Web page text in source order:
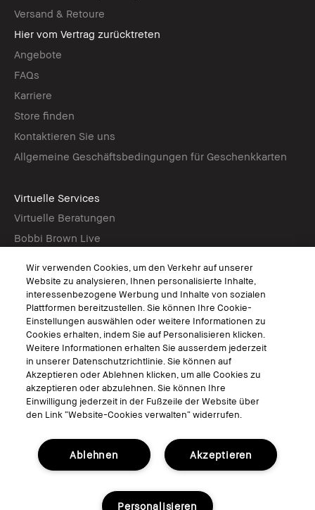
Versand & Retoure
Hier vom Vertrag zurücktreten
Angebote
FAQs
Karriere
Store finden
Kontaktieren Sie uns
Allgemeine Geschäftsbedingungen für Geschenkkarten
Virtuelle Services
Virtuelle Beratungen
Bobbi Brown Live
Folgen
© Bobbi Brown Professional Cosmetics, Inc. Alle Rechte vorbehalten.
Allgemeine Geschäftsbedingungen
Nutzungsbedingungen
Datenschutzerklärung
Cookies der Webseite verwalten
Wir verwenden Cookies, um den Verkehr auf unserer
Website zu analysieren, Ihnen personalisierte Inhalte,
interessenbezogene Werbung und Inhalte von sozialen
Plattformen bereitzustellen. Sie können Ihre Cookie-
Einstellungen auswählen oder weitere Informationen zu
Cookies erhalten, indem Sie auf Personalisieren klicken.
Weitere Informationen erhalten Sie ausserdem jederzeit
in unserer Datenschutzrichtlinie. Sie können auf
Akzeptieren oder Ablehnen klicken, um alle Cookies zu
akzeptieren oder abzulehnen. Sie können Ihre
Einwilligung jederzeit in der Fußzeile der Website über
den Link “Website-Cookies verwalten“ widerrufen.
Akzeptieren
Ablehnen
Personalisieren